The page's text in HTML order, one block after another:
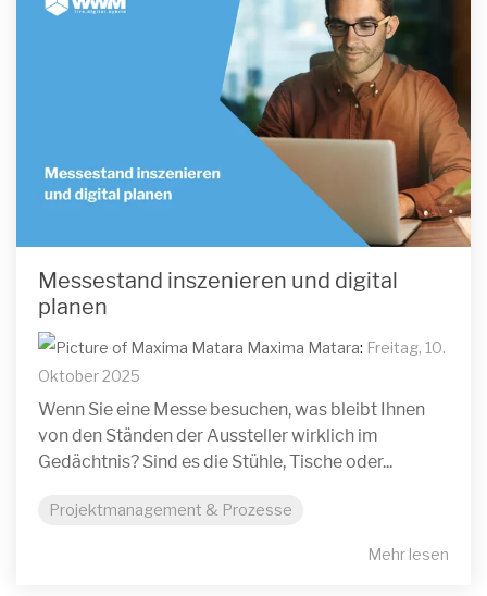
Messestand inszenieren und digital
planen
Maxima Matara: Freitag, 10.
Oktober 2025
Wenn Sie eine Messe besuchen, was bleibt Ihnen
von den Ständen der Aussteller wirklich im
Gedächtnis? Sind es die Stühle, Tische oder...
Projektmanagement & Prozesse
Mehr lesen